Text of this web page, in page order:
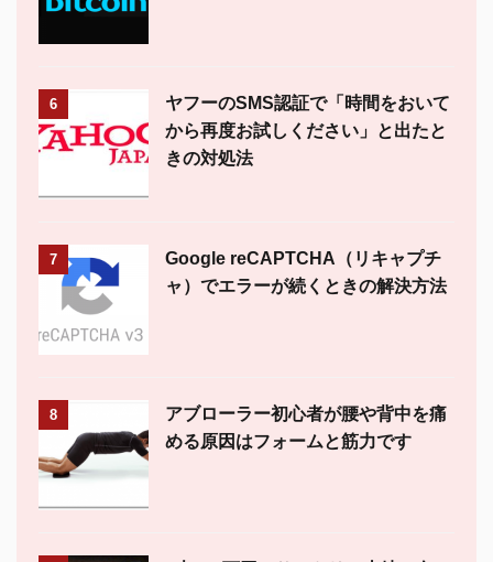
6
ヤフーのSMS認証で「時間をおいて
から再度お試しください」と出たと
きの対処法
7
Google reCAPTCHA（リキャプチ
ャ）でエラーが続くときの解決方法
8
アブローラー初心者が腰や背中を痛
める原因はフォームと筋力です